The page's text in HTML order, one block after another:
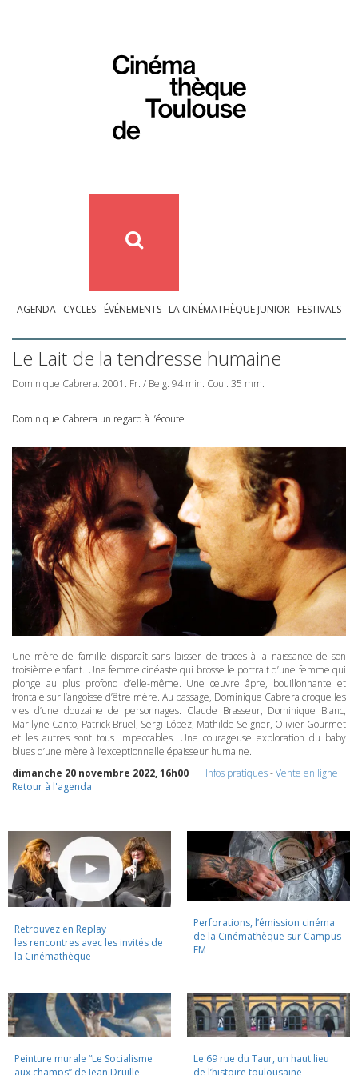
AGENDA CYCLES ÉVÉNEMENTS LA CINÉMATHÈQUE JUNIOR FESTIVALS
Le Lait de la tendresse humaine
Dominique Cabrera. 2001. Fr. / Belg. 94 min. Coul. 35 mm.
Dominique Cabrera un regard à l’écoute
Une mère de famille disparaît sans laisser de traces à la naissance de son
troisième enfant. Une femme cinéaste qui brosse le portrait d’une femme qui
plonge au plus profond d’elle-même. Une œuvre âpre, bouillonnante et
frontale sur l’angoisse d’être mère. Au passage, Dominique Cabrera croque les
vies d’une douzaine de personnages. Claude Brasseur, Dominique Blanc,
Marilyne Canto, Patrick Bruel, Sergi López, Mathilde Seigner, Olivier Gourmet
et les autres sont tous impeccables. Une courageuse exploration du baby
blues d’une mère à l’exceptionnelle épaisseur humaine.
dimanche 20 novembre 2022, 16h00
Infos pratiques-Vente en ligne
Retour à l'agenda
Retrouvez en Replay
les rencontres avec les invités de
la Cinémathèque
Perforations, l’émission cinéma
de la Cinémathèque sur Campus
FM
Peinture murale “Le Socialisme
aux champs” de Jean Druille,
Le 69 rue du Taur, un haut lieu
de l’histoire toulousaine